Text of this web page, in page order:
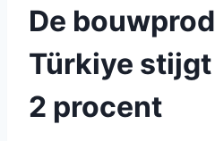
De
Türkiye
2 procent